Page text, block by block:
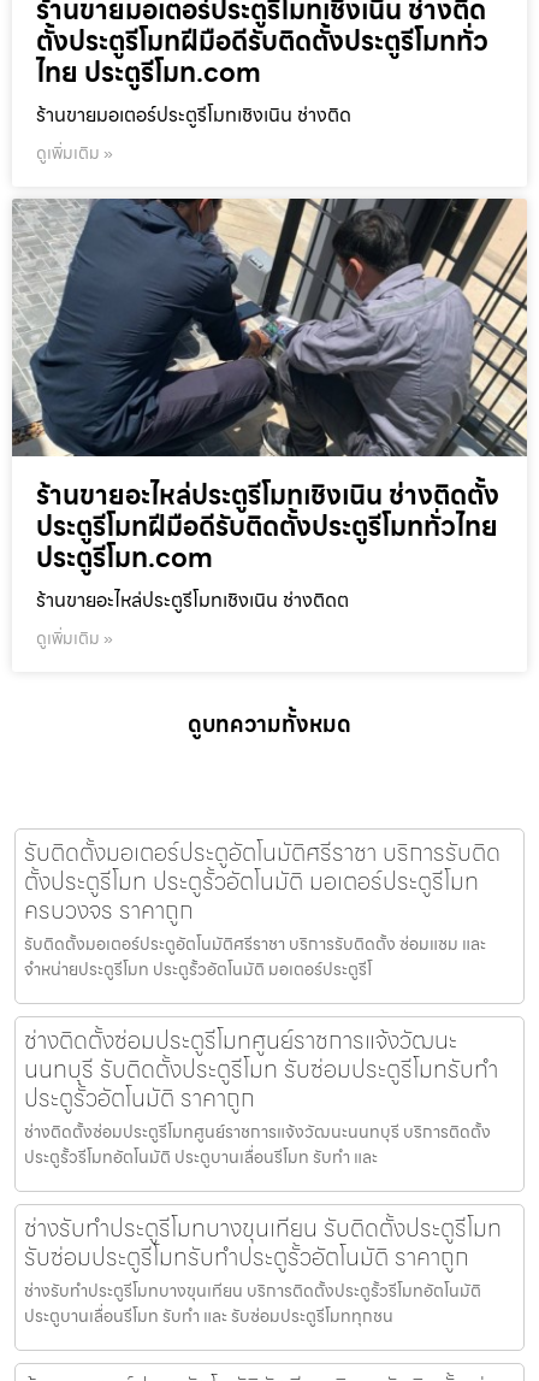
ร้านขายมอเตอร์ประตูรีโมทเชิงเนิน ช่างติด
ตั้งประตูรีโมทฝีมือดีรับติดตั้งประตูรีโมททั่ว
ไทย ประตูรีโมท.com
ร้านขายมอเตอร์ประตูรีโมทเชิงเนิน ช่างติด
ดูเพิ่มเติม »
ร้านขายอะไหล่ประตูรีโมทเชิงเนิน ช่างติดตั้ง
ประตูรีโมทฝีมือดีรับติดตั้งประตูรีโมททั่วไทย
ประตูรีโมท.com
ร้านขายอะไหล่ประตูรีโมทเชิงเนิน ช่างติดต
ดูเพิ่มเติม »
ดูบทความทั้งหมด
รับติดตั้งมอเตอร์ประตูอัตโนมัติศรีราชา บริการรับติด
ตั้งประตูรีโมท ประตูรั้วอัตโนมัติ มอเตอร์ประตูรีโมท
ครบวงจร ราคาถูก
รับติดตั้งมอเตอร์ประตูอัตโนมัติศรีราชา บริการรับติดตั้ง ซ่อมแซม และ
จำหน่ายประตูรีโมท ประตูรั้วอัตโนมัติ มอเตอร์ประตูรีโ
ช่างติดตั้งซ่อมประตูรีโมทศูนย์ราชการแจ้งวัฒนะ
นนทบุรี รับติดตั้งประตูรีโมท รับซ่อมประตูรีโมทรับทำ
ประตูรั้วอัตโนมัติ ราคาถูก
ช่างติดตั้งซ่อมประตูรีโมทศูนย์ราชการแจ้งวัฒนะนนทบุรี บริการติดตั้ง
ประตูรั้วรีโมทอัตโนมัติ ประตูบานเลื่อนรีโมท รับทำ และ
ช่างรับทำประตูรีโมทบางขุนเทียน รับติดตั้งประตูรีโมท
รับซ่อมประตูรีโมทรับทำประตูรั้วอัตโนมัติ ราคาถูก
ช่างรับทำประตูรีโมทบางขุนเทียน บริการติดตั้งประตูรั้วรีโมทอัตโนมัติ
ประตูบานเลื่อนรีโมท รับทำ และ รับซ่อมประตูรีโมททุกชน